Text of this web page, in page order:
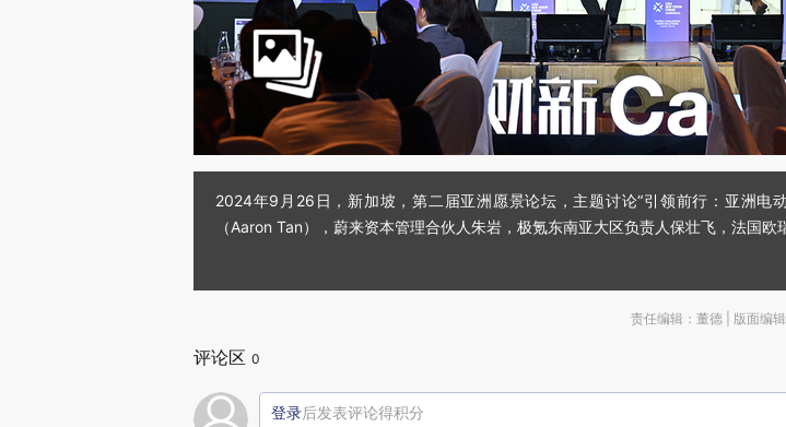
2024年9月26日，新加坡，第二届亚洲愿景论坛，主题讨论“引领前行：亚洲电
（Aaron Tan），蔚来资本管理合伙人朱岩，极氪东南亚大区负责人保壮飞，法国
责任编辑：董德 | 版面编
评论区 0
登录后发表评论得积分